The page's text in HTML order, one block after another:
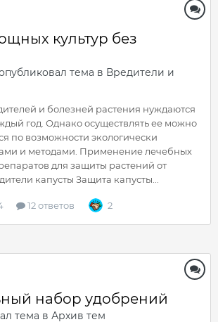
культур без
тема в Вредители и
и болезней растения нуждаются
год. Однако осуществлять ее можно
по возможности экологически
и методами. Применение лечебных
для защиты растений от
капусты Защита капусты...
12 ответов 2
набор удобрений
тема в Архив тем